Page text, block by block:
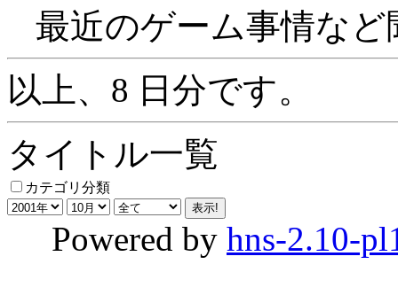
最近のゲーム事情など
以上、8 日分です。
タイトル一覧
カテゴリ分類
Powered by hns-2.10-